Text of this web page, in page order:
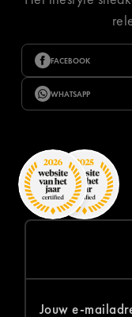
FACEBOOK
WHATSAPP